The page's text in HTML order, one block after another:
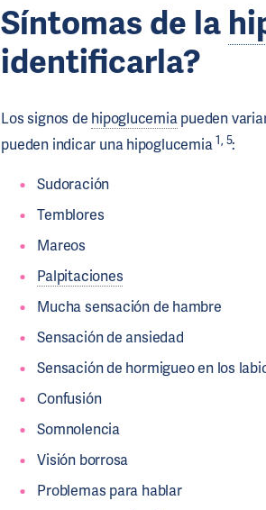
Síntomas de la
identificarla?
Los signos de hipoglucemiapueden
pueden indicar una hipoglucemia1, 5:
Sudoración
Temblores
Mareos
Palpitaciones
Mucha sensación de hambre
Sensación de ansiedad
Sensación de hormigueo en los
Confusión
Somnolencia
Visión borrosa
Problemas para hablar